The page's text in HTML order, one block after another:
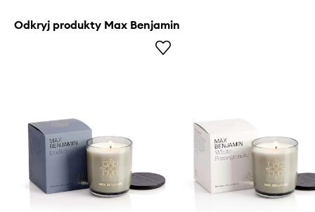
Odkryj produkty Max Benjamin